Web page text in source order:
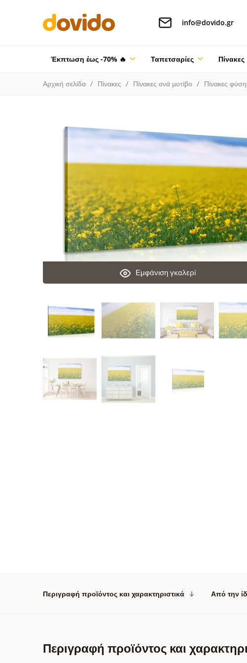
info@dovido.gr
Έκπτωση έως -70% 🔥 Ταπετσαρίες Πίνακες
Αρχική σελίδα Πίνακες Πίνακες ανά μοτίβο Πίνακες
Εμφάνιση γκαλερί
Περιγραφή προϊόντος και χαρακτηριστικά Από την
Περιγραφή προϊόντος και